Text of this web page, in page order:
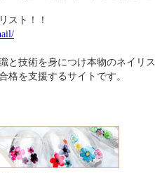
スト！！
と技術を身につけ本物のネイリ
格を支援するサイトです。